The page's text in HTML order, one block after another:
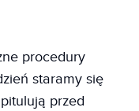
procedury
staramy się
przed